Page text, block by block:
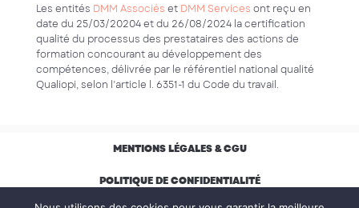
Les entités DMM Associés et DMM Services ont reçu en
date du 25/03/20204 et du 26/08/2024 la certification
qualité du processus des prestataires des actions de
formation concourant au développement des
compétences, délivrée par le référentiel national qualité
Qualiopi, selon l’article l. 6351-1 du Code du travail.
MENTIONS LÉGALES & CGU
POLITIQUE DE CONFIDENTIALITÉ